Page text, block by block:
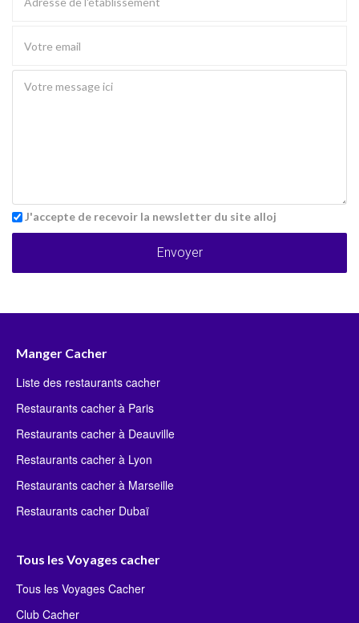
J'accepte de recevoir la newsletter du site alloj
Envoyer
Manger Cacher
Liste des restaurants cacher
Restaurants cacher à Paris
Restaurants cacher à Deauville
Restaurants cacher à Lyon
Restaurants cacher à Marseille
Restaurants cacher Dubaï
Tous les Voyages cacher
Tous les Voyages Cacher
Club Cacher